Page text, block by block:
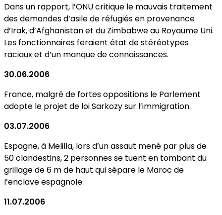
Dans un rapport, l’ONU critique le mauvais traitement
des demandes d’asile de réfugiés en provenance
d’Irak, d’Afghanistan et du Zimbabwe au Royaume Uni.
Les fonctionnaires feraient état de stéréotypes
raciaux et d’un manque de connaissances.
30.06.2006
France, malgré de fortes oppositions le Parlement
adopte le projet de loi Sarkozy sur l’immigration.
03.07.2006
Espagne, à Melilla, lors d’un assaut mené par plus de
50 clandestins, 2 personnes se tuent en tombant du
grillage de 6 m de haut qui sépare le Maroc de
l’enclave espagnole.
11.07.2006